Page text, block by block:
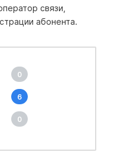
связи,
абонента.
0
6
0